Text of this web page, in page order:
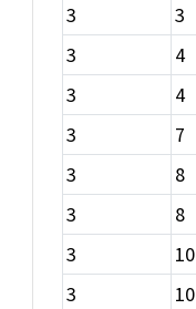
3
3
3
4
3
4
3
7
3
8
3
8
3
10
3
10